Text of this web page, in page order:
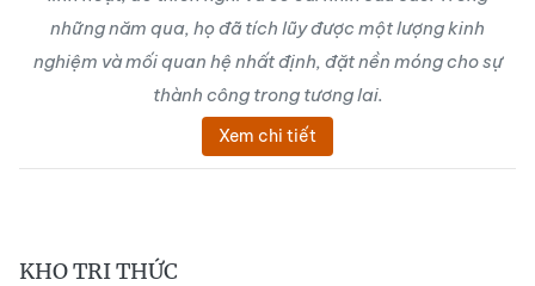
những năm qua, họ đã tích lũy được một lượng kinh
nghiệm và mối quan hệ nhất định, đặt nền móng cho sự
thành công trong tương lai.
Xem chi tiết
KHO TRI THỨC